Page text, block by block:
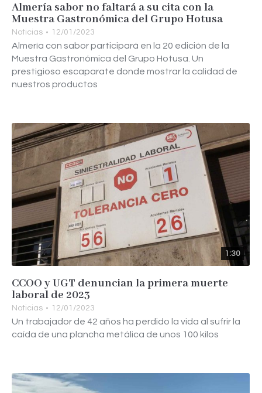
Almería sabor no faltará a su cita con la
Muestra Gastronómica del Grupo Hotusa
Noticias 12/01/2023
Almería con sabor participará en la 20 edición de la
Muestra Gastronómica del Grupo Hotusa. Un
prestigioso escaparate donde mostrar la calidad de
nuestros productos
1:30
CCOO y UGT denuncian la primera muerte
laboral de 2023
Noticias 12/01/2023
Un trabajador de 42 años ha perdido la vida al sufrir la
caída de una plancha metálica de unos 100 kilos